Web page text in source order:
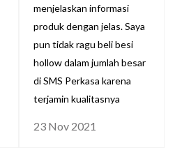
menjelaskan informasi
produk dengan jelas. Saya
pun tidak ragu beli besi
hollow dalam jumlah besar
di SMS Perkasa karena
terjamin kualitasnya
23 Nov 2021